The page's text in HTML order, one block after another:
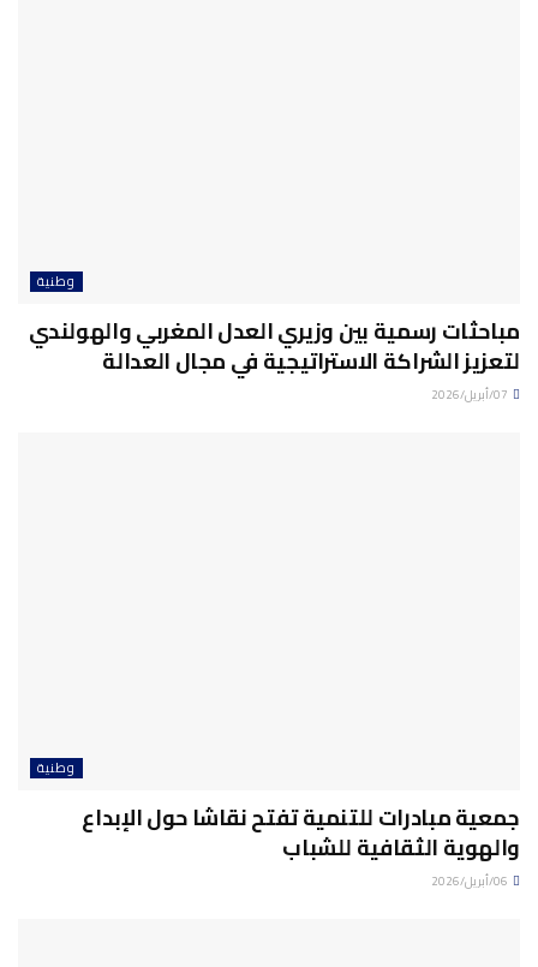
وطنية
مباحثات رسمية بين وزيري العدل المغربي والهولندي
لتعزيز الشراكة الاستراتيجية في مجال العدالة
وطنية
جمعية مبادرات للتنمية تفتح نقاشا حول الإبداع
والهوية الثقافية للشباب